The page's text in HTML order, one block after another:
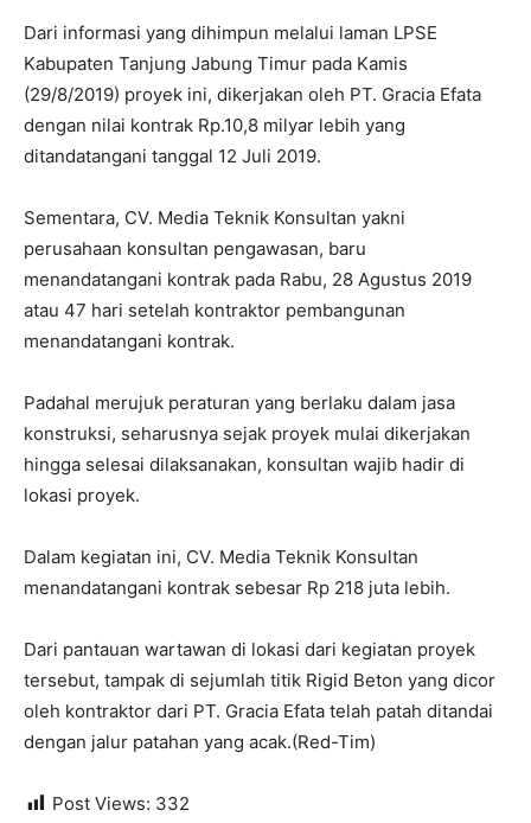
Dari informasi yang dihimpun melalui laman LPSE
Kabupaten Tanjung Jabung Timur pada Kamis
(29/8/2019) proyek ini, dikerjakan oleh PT. Gracia Efata
dengan nilai kontrak Rp.10,8 milyar lebih yang
ditandatangani tanggal 12 Juli 2019.
Sementara, CV. Media Teknik Konsultan yakni
perusahaan konsultan pengawasan, baru
menandatangani kontrak pada Rabu, 28 Agustus 2019
atau 47 hari setelah kontraktor pembangunan
menandatangani kontrak.
Padahal merujuk peraturan yang berlaku dalam jasa
konstruksi, seharusnya sejak proyek mulai dikerjakan
hingga selesai dilaksanakan, konsultan wajib hadir di
lokasi proyek.
Dalam kegiatan ini, CV. Media Teknik Konsultan
menandatangani kontrak sebesar Rp 218 juta lebih.
Dari pantauan wartawan di lokasi dari kegiatan proyek
tersebut, tampak di sejumlah titik Rigid Beton yang dicor
oleh kontraktor dari PT. Gracia Efata telah patah ditandai
dengan jalur patahan yang acak.(Red-Tim)
Post Views: 332